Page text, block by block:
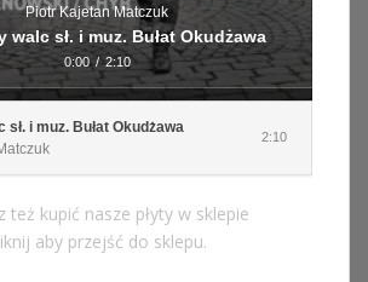
Piotr Kajetan Matczuk
walc sł. i muz. Bułat Okudżawa
0:00 / 2:10
sł. i muz. Bułat Okudżawa
2:10
też kupić nasze płyty w sklepie
aby przejść do sklepu.